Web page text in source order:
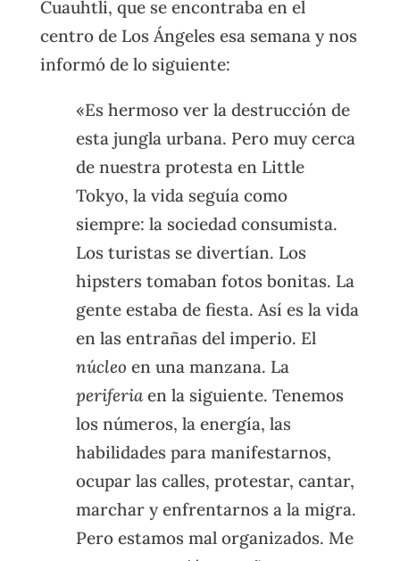
Cuauhtli, que se encontraba en el
centro de Los Ángeles esa semana y nos
informó de lo siguiente:
«Es hermoso ver la destrucción de
esta jungla urbana. Pero muy cerca
de nuestra protesta en Little
Tokyo, la vida seguía como
siempre: la sociedad consumista.
Los turistas se divertían. Los
hipsters tomaban fotos bonitas. La
gente estaba de fiesta. Así es la vida
en las entrañas del imperio. El
núcleo en una manzana. La
periferiaen la siguiente. Tenemos
los números, la energía, las
habilidades para manifestarnos,
ocupar las calles, protestar, cantar,
marchar y enfrentarnos a la migra.
Pero estamos mal organizados. Me